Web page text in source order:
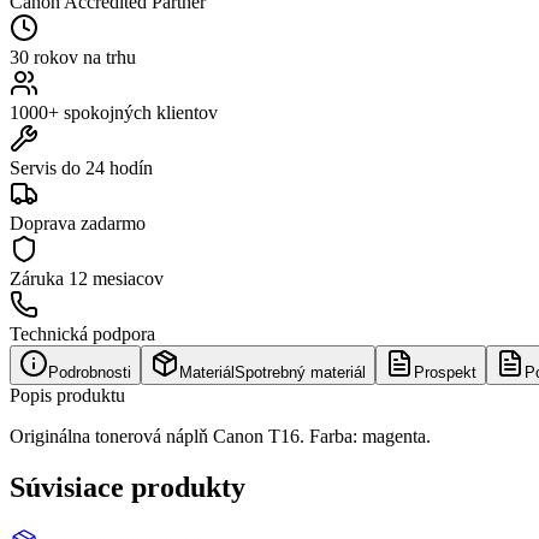
30 rokov na trhu
1000+ spokojných klientov
Servis do 24 hodín
Doprava zadarmo
Záruka 12 mesiacov
Technická podpora
Podrobnosti Materiál Spotrebný materiál Prospekt
Popis produktu
Originálna tonerová náplň Canon T16. Farba: magenta.
Súvisiace produkty